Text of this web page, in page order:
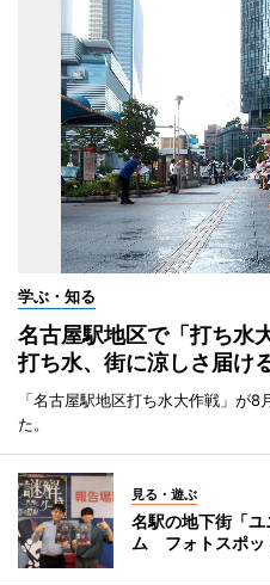
学ぶ・知る
名古屋駅地区で「打ち
打ち水、街に涼しさ届け
「名古屋駅地区打ち水大作戦」が
た。
見る・遊ぶ
名駅の地下街「
ム フォトスポッ